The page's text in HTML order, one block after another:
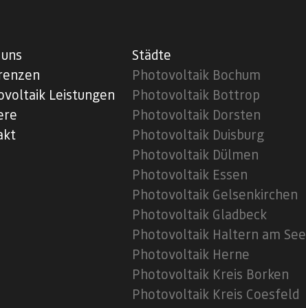
Leistungen
Städte
Photovoltaik Bochum
Photovoltaik Bottrop
Photovoltaik Dorsten
Photovoltaik Duisburg
Photovoltaik Dülmen
Photovoltaik Essen
Photovoltaik Gelsenkirchen
Photovoltaik Gladbeck
Photovoltaik Haltern am See
Photovoltaik Herne
Photovoltaik Kreis Borken
Photovoltaik Kreis Coesfeld